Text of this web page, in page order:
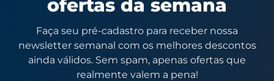
ofertas da semana
Faça seu pré-cadastro para receber nossa
newsletter semanal com os melhores descontos
ainda válidos. Sem spam, apenas ofertas que
realmente valem a pena!